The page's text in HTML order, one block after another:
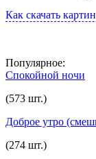
Как скачать
Популярное:
Спокойной ночи
(573 шт.)
Доброе утро
(274 шт.)